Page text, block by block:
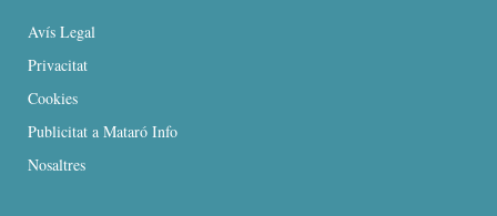
Avís Legal
Privacitat
Cookies
Publicitat a Mataró Info
Nosaltres